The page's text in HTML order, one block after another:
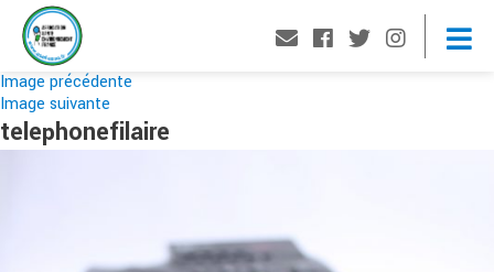
Image précédente
Image suivante
telephonefilaire